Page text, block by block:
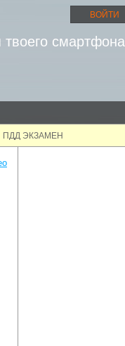
ВОЙТИ
смартфона
ПДД ЭКЗАМЕН